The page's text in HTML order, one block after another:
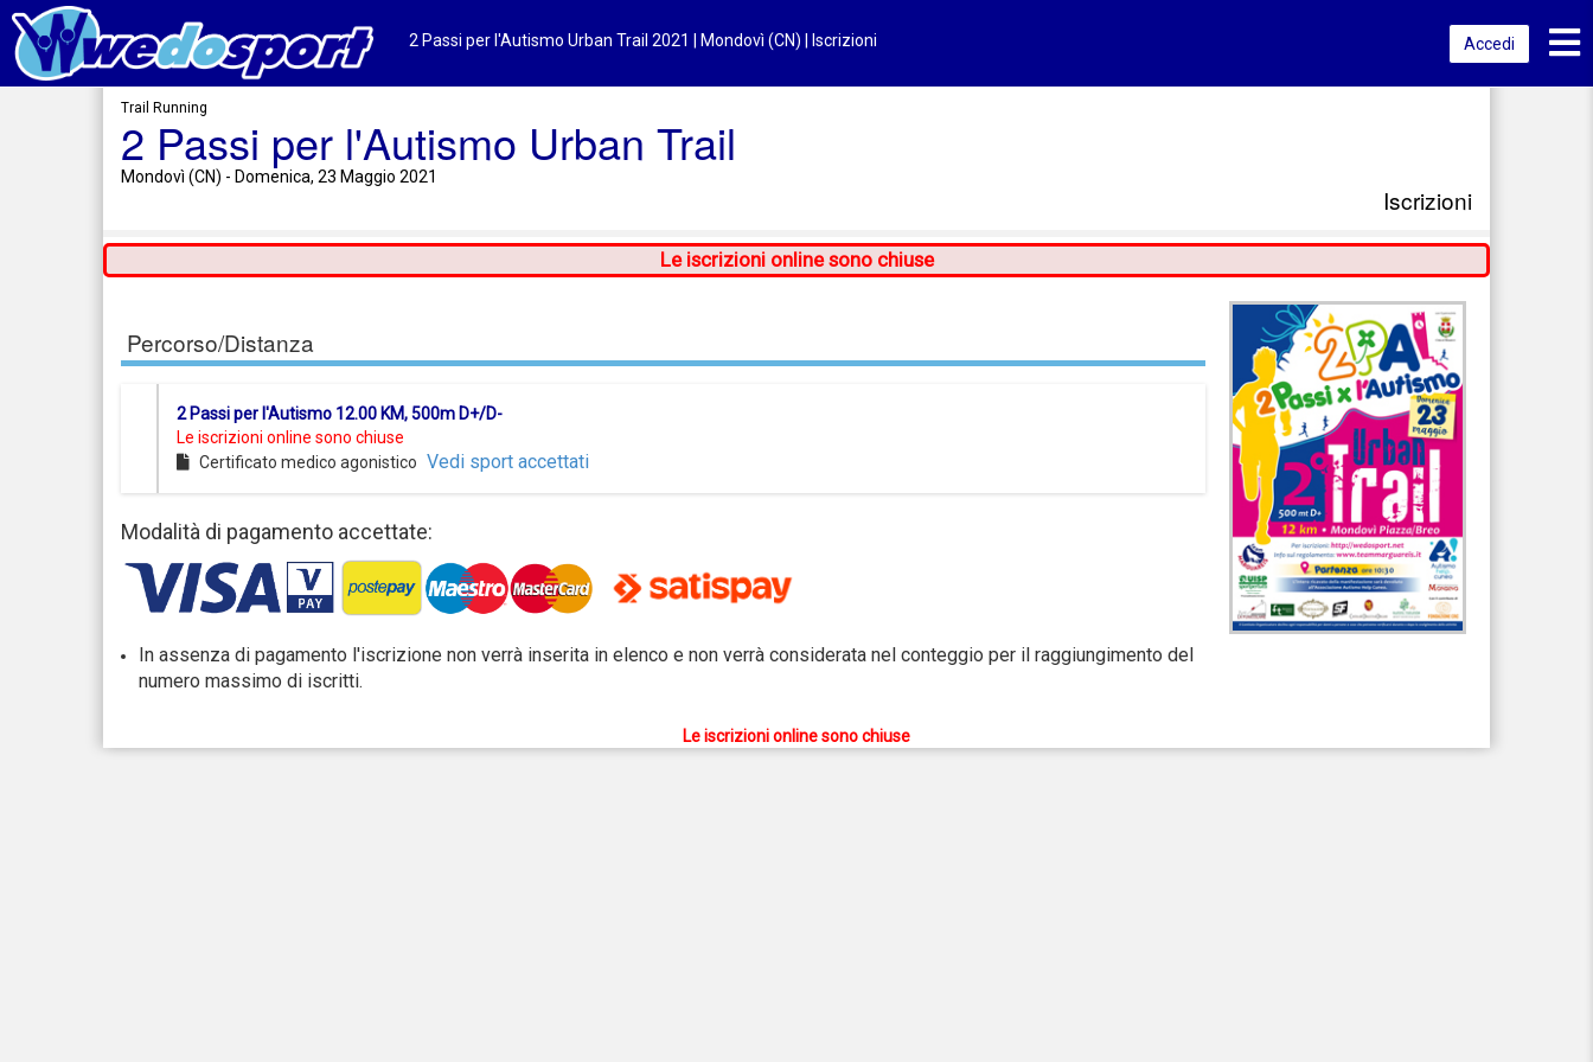
2 Passi per l'Autismo Urban Trail 2021 | Mondovì (CN) | Iscrizioni Accedi
Trail Running
2 Passi per l'Autismo Urban Trail
Mondovì (CN) - Domenica, 23 Maggio 2021
Iscrizioni
Le iscrizioni online sono chiuse
Percorso/Distanza
2 Passi per l'Autismo 12.00 KM, 500m D+/D-
Le iscrizioni online sono chiuse
Certificato medico agonistico Vedi sport accettati
Modalità di pagamento accettate:
In assenza di pagamento l'iscrizione non verrà inserita in elenco e non verrà considerata nel conteggio per il raggiungimento del
numero massimo di iscritti.
Le iscrizioni online sono chiuse